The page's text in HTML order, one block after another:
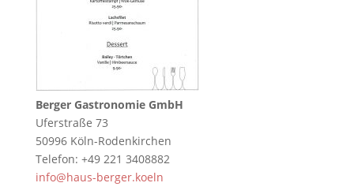
Berger Gastronomie GmbH
Uferstraße 73
50996 Köln-Rodenkirchen
Telefon: +49 221 3408882
info@haus-berger.koeln